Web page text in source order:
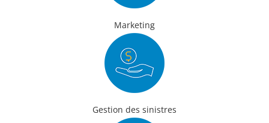
Marketing
Gestion des sinistres